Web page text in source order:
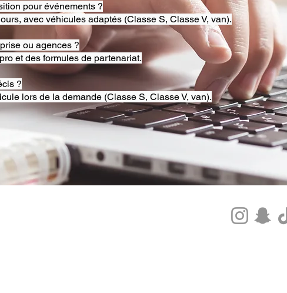
pour événements ?
avec véhicules adaptés (Classe S, Classe V, van).
ou agences ?
et des formules de partenariat.
?
lors de la demande (Classe S, Classe V, van).